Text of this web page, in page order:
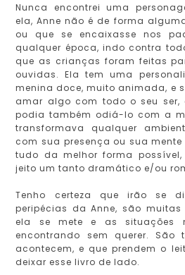
Nunca encontrei uma
ela, Anne não é de forma
ou que se encaixasse nos
qualquer época, indo contra
que as crianças foram feitas
ouvidas. Ela tem uma
menina doce, muito animada, e
amar algo com todo o seu
podia também odiá-lo com a
transformava qualquer
com sua presença ou sua
tudo da melhor forma
jeito um tanto dramático e/ou
Tenho certeza que irão se
peripécias da Anne, são
ela se mete e as situações
encontrando sem querer.
acontecem, e que prendem o
deixar esse livro de lado.